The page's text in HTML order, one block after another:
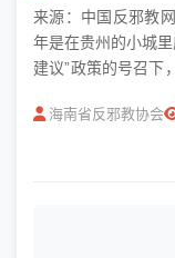
来源：中国反邪
年是在贵州的小城
建议”政策的号召下
年头。天柱县虽不
海南省反邪教协会